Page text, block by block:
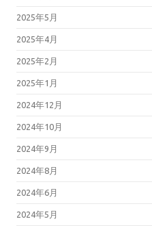
2025年5月
2025年4月
2025年2月
2025年1月
2024年12月
2024年10月
2024年9月
2024年8月
2024年6月
2024年5月